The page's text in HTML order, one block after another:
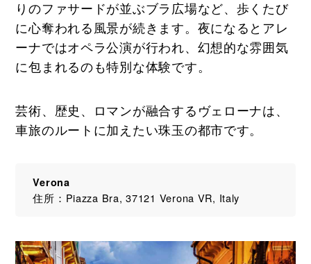
りのファサードが並ぶブラ広場など、歩くたび
に心奪われる風景が続きます。夜になるとアレ
ーナではオペラ公演が行われ、幻想的な雰囲気
に包まれるのも特別な体験です。
芸術、歴史、ロマンが融合するヴェローナは、
車旅のルートに加えたい珠玉の都市です。
Verona
住所：Piazza Bra, 37121 Verona VR, Italy